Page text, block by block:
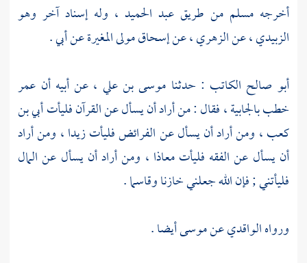
أخرجهمسلممن طريقعبد الحميد ، وله إسناد آخر وهو
الزبيدي، عنالزهري، عنإسحاق مولى المغيرةعنأبي.
أبو صالح الكاتب : حدثنا موسى بن علي ، عن أبيه أن عمر
خطببالجابية، فقال : من أراد أن يسأل عن القرآن فليأتأبي بن
كعب، ومن أراد أن يسأل عن الفرائض فليأتزيدا، ومن أراد
أن يسأل عن الفقه فليأتمعاذا ، ومن أراد أن يسأل عن المال
فليأتني ; فإن الله جعلني خازنا وقاسما .
ورواهالواقديعنموسىأيضا .